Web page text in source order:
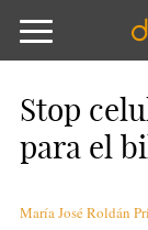
Stop
para el
María José Roldán